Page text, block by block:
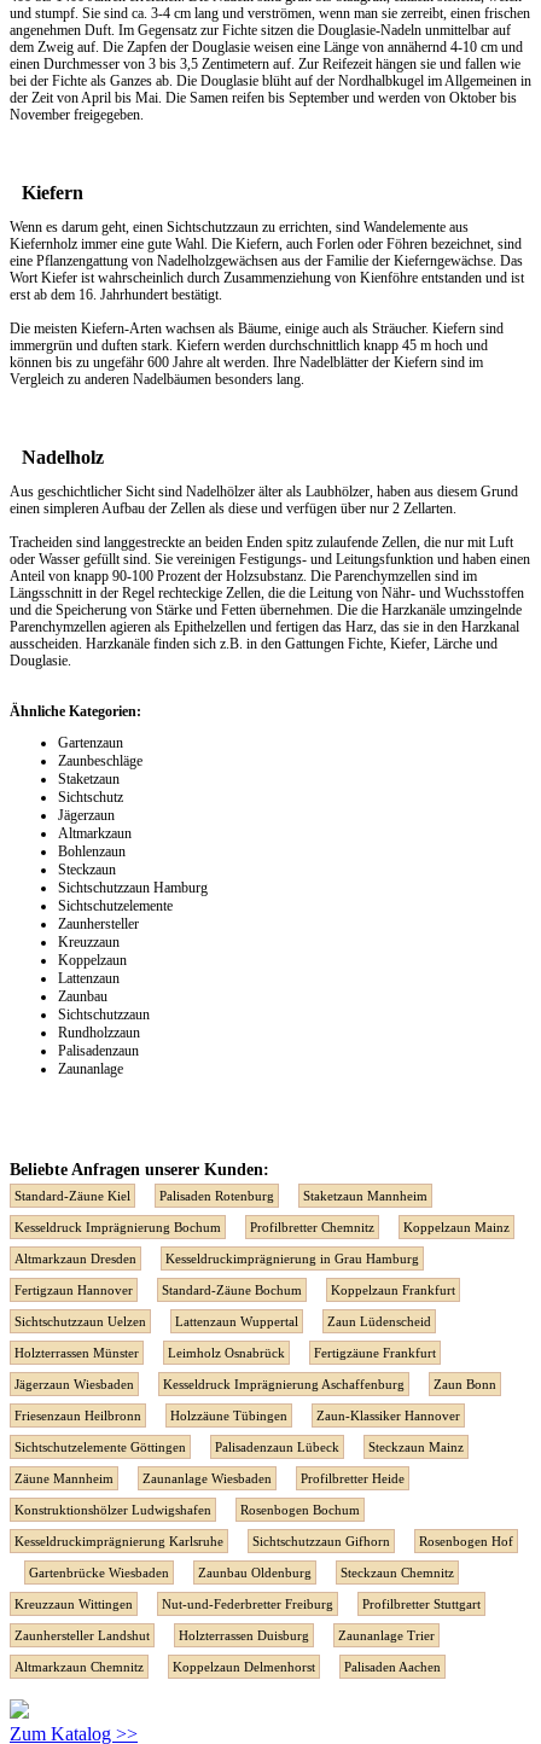
und stumpf. Sie sind ca. 3-4 cm lang und verströmen, wenn man sie zerreibt, einen frischen
angenehmen Duft. Im Gegensatz zur Fichte sitzen die Douglasie-Nadeln unmittelbar auf
dem Zweig auf. Die Zapfen der Douglasie weisen eine Länge von annähernd 4-10 cm und
einen Durchmesser von 3 bis 3,5 Zentimetern auf. Zur Reifezeit hängen sie und fallen wie
bei der Fichte als Ganzes ab. Die Douglasie blüht auf der Nordhalbkugel im Allgemeinen in
der Zeit von April bis Mai. Die Samen reifen bis September und werden von Oktober bis
November freigegeben.
Kiefern
Wenn es darum geht, einen Sichtschutzzaun zu errichten, sind Wandelemente aus
Kiefernholz immer eine gute Wahl. Die Kiefern, auch Forlen oder Föhren bezeichnet, sind
eine Pflanzengattung von Nadelholzgewächsen aus der Familie der Kieferngewächse. Das
Wort Kiefer ist wahrscheinlich durch Zusammenziehung von Kienföhre entstanden und ist
erst ab dem 16. Jahrhundert bestätigt.
Die meisten Kiefern-Arten wachsen als Bäume, einige auch als Sträucher. Kiefern sind
immergrün und duften stark. Kiefern werden durchschnittlich knapp 45 m hoch und
können bis zu ungefähr 600 Jahre alt werden. Ihre Nadelblätter der Kiefern sind im
Vergleich zu anderen Nadelbäumen besonders lang.
Nadelholz
Aus geschichtlicher Sicht sind Nadelhölzer älter als Laubhölzer, haben aus diesem Grund
einen simpleren Aufbau der Zellen als diese und verfügen über nur 2 Zellarten.
Tracheiden sind langgestreckte an beiden Enden spitz zulaufende Zellen, die nur mit Luft
oder Wasser gefüllt sind. Sie vereinigen Festigungs- und Leitungsfunktion und haben einen
Anteil von knapp 90-100 Prozent der Holzsubstanz. Die Parenchymzellen sind im
Längsschnitt in der Regel rechteckige Zellen, die die Leitung von Nähr- und Wuchsstoffen
und die Speicherung von Stärke und Fetten übernehmen. Die die Harzkanäle umzingelnde
Parenchymzellen agieren als Epithelzellen und fertigen das Harz, das sie in den Harzkanal
ausscheiden. Harzkanäle finden sich z.B. in den Gattungen Fichte, Kiefer, Lärche und
Douglasie.
Ähnliche Kategorien:
Gartenzaun
Zaunbeschläge
Staketzaun
Sichtschutz
Jägerzaun
Altmarkzaun
Bohlenzaun
Steckzaun
Sichtschutzzaun Hamburg
Sichtschutzelemente
Zaunhersteller
Kreuzzaun
Koppelzaun
Lattenzaun
Zaunbau
Sichtschutzzaun
Rundholzzaun
Palisadenzaun
Zaunanlage
Beliebte Anfragen unserer Kunden:
Standard-Zäune Kiel Palisaden Rotenburg Staketzaun Mannheim
Kesseldruck Imprägnierung Bochum Profilbretter Chemnitz Koppelzaun Mainz
Altmarkzaun Dresden Kesseldruckimprägnierung in Grau Hamburg
Fertigzaun Hannover Standard-Zäune Bochum Koppelzaun Frankfurt
Sichtschutzzaun Uelzen Lattenzaun Wuppertal Zaun Lüdenscheid
Holzterrassen Münster Leimholz Osnabrück Fertigzäune Frankfurt
Jägerzaun Wiesbaden Kesseldruck Imprägnierung Aschaffenburg Zaun Bonn
Friesenzaun Heilbronn Holzzäune Tübingen Zaun-Klassiker Hannover
Sichtschutzelemente Göttingen Palisadenzaun Lübeck Steckzaun Mainz
Zäune Mannheim Zaunanlage Wiesbaden Profilbretter Heide
Konstruktionshölzer Ludwigshafen Rosenbogen Bochum
Kesseldruckimprägnierung Karlsruhe Sichtschutzzaun Gifhorn Rosenbogen Hof
Gartenbrücke Wiesbaden Zaunbau Oldenburg Steckzaun Chemnitz
Kreuzzaun Wittingen Nut-und-Federbretter Freiburg Profilbretter Stuttgart
Zaunhersteller Landshut Holzterrassen Duisburg Zaunanlage Trier
Altmarkzaun Chemnitz Koppelzaun Delmenhorst Palisaden Aachen
Zum Katalog >>